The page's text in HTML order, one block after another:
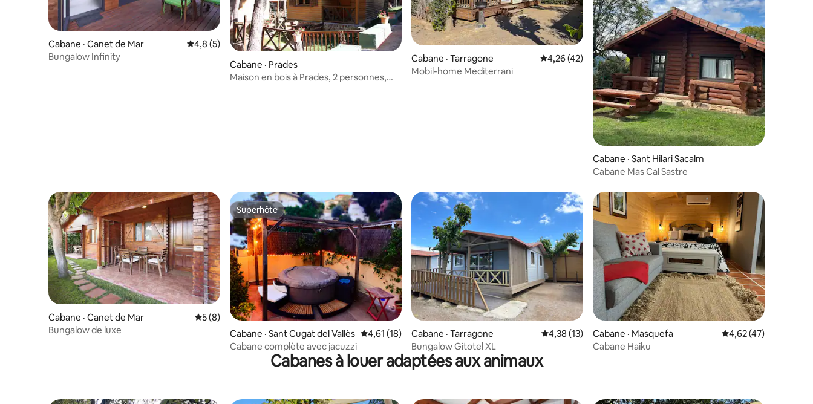
Cabane · Canet de Mar Note moyenne de 4,8 sur 5, 5 commentaires
4,8 (5)
Bungalow Infinity
Cabane · Prades
Maison en bois à Prades, 2 personnes,
Cabane · Tarragone Note moyenne de 4,26 sur 5, 42 commentaires
4,26 (42)
Mobil-home Mediterrani
Cabane · Sant Hilari Sacalm
Cabane Mas Cal Sastre
Cabane · Canet de Mar Note moyenne de 5 sur 5, 8 commentaires
5 (8)
Bungalow de luxe
Superhôte
Superhôte
Cabane · Sant Cugat del Vallès Note moyenne de 4,61 sur 5, 18 commentaires
4,61 (18)
Cabane complète avec jacuzzi
Cabane · Tarragone Note moyenne de 4,38 sur 5, 13 commentaires
4,38 (13)
Bungalow Gitotel XL
Cabane · Masquefa Note moyenne de
4,62 (47)
Cabane Haiku
Cabanes à louer adaptées aux animaux